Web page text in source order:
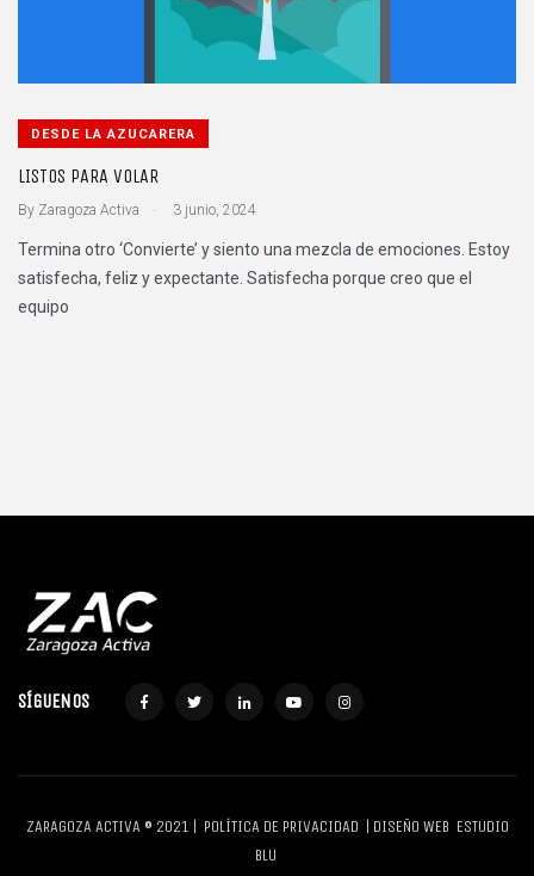
DESDE LA AZUCARERA
LISTOS PARA VOLAR
By Zaragoza Activa . 3 junio, 2024
Termina otro ‘Convierte’ y siento una mezcla de emociones. Estoy
satisfecha, feliz y expectante. Satisfecha porque creo que el
equipo
SÍGUENOS
ZARAGOZA ACTIVA © 2021 | POLÍTICA DE PRIVACIDAD | DISEÑO WEB ESTUDIO
BLU